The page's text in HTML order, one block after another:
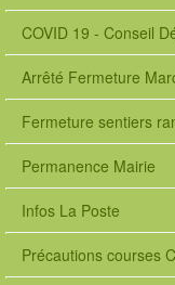
COVID 19 - Conseil
Arrêté Fermeture
Fermeture sentiers
Permanence Mairie
Infos La Poste
Précautions courses